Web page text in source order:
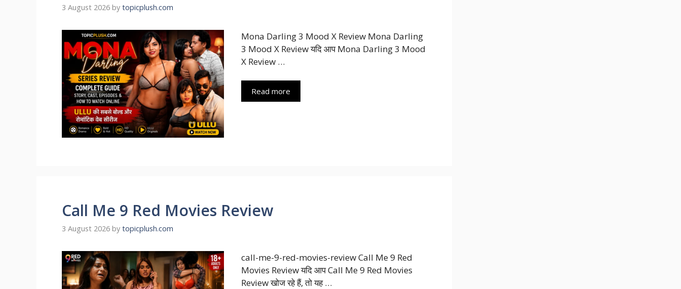
3 August 2026 by topicplush.com
Mona Darling 3 Mood X Review Mona Darling
3 Mood X Review यदि आप Mona Darling 3 Mood
X Review …
Read more
Call Me 9 Red Movies Review
3 August 2026 by topicplush.com
call-me-9-red-movies-review Call Me 9 Red
Movies Review यदि आप Call Me 9 Red Movies
Review खोज रहे हैं, तो यह …